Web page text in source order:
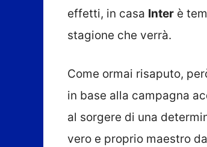
effetti, in casa Inter è
stagione che verrà.
Come ormai risaputo,
in base alla campagna
al sorgere di una
vero e proprio maestro